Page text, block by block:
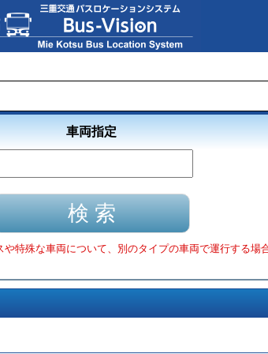
車両指定
特殊な車両について、別のタイプの車両で運行する場